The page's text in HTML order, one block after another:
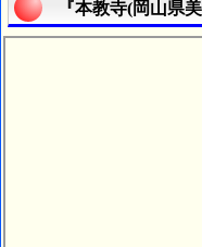
『本教寺(岡山県